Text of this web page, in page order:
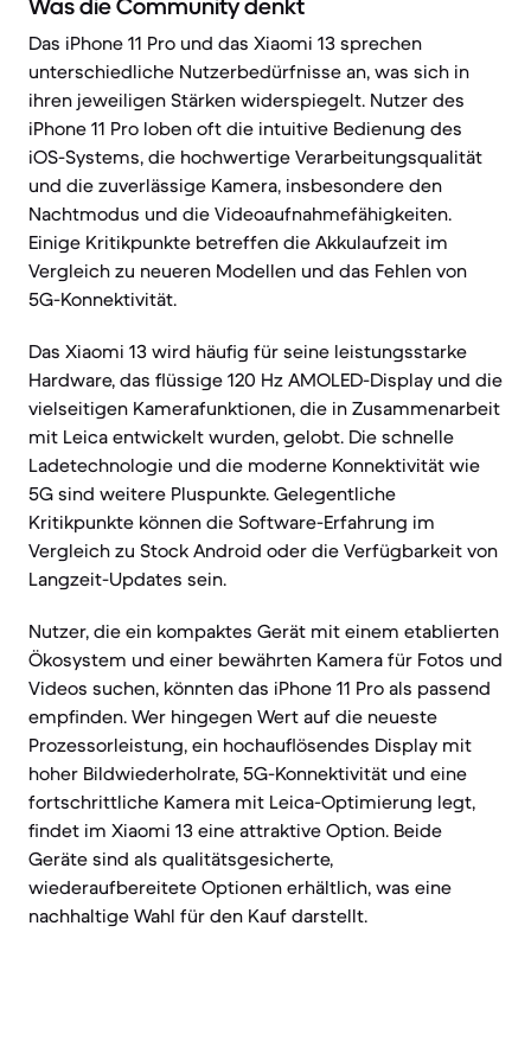
Was die Community denkt
Das iPhone 11 Pro und das Xiaomi 13 sprechen
unterschiedliche Nutzerbedürfnisse an, was sich in
ihren jeweiligen Stärken widerspiegelt. Nutzer des
iPhone 11 Pro loben oft die intuitive Bedienung des
iOS-Systems, die hochwertige Verarbeitungsqualität
und die zuverlässige Kamera, insbesondere den
Nachtmodus und die Videoaufnahmefähigkeiten.
Einige Kritikpunkte betreffen die Akkulaufzeit im
Vergleich zu neueren Modellen und das Fehlen von
5G-Konnektivität.
Das Xiaomi 13 wird häufig für seine leistungsstarke
Hardware, das flüssige 120 Hz AMOLED-Display und die
vielseitigen Kamerafunktionen, die in Zusammenarbeit
mit Leica entwickelt wurden, gelobt. Die schnelle
Ladetechnologie und die moderne Konnektivität wie
5G sind weitere Pluspunkte. Gelegentliche
Kritikpunkte können die Software-Erfahrung im
Vergleich zu Stock Android oder die Verfügbarkeit von
Langzeit-Updates sein.
Nutzer, die ein kompaktes Gerät mit einem etablierten
Ökosystem und einer bewährten Kamera für Fotos und
Videos suchen, könnten das iPhone 11 Pro als passend
empfinden. Wer hingegen Wert auf die neueste
Prozessorleistung, ein hochauflösendes Display mit
hoher Bildwiederholrate, 5G-Konnektivität und eine
fortschrittliche Kamera mit Leica-Optimierung legt,
findet im Xiaomi 13 eine attraktive Option. Beide
Geräte sind als qualitätsgesicherte,
wiederaufbereitete Optionen erhältlich, was eine
nachhaltige Wahl für den Kauf darstellt.